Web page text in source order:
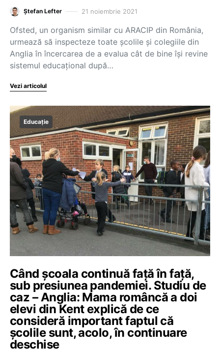
Ștefan Lefter 21 noiembrie 2021
Ofsted, un organism similar cu ARACIP din România,
urmează să inspecteze toate școlile și colegiile din
Anglia în încercarea de a evalua cât de bine își revine
sistemul educațional după…
Vezi articolul
Educație
Când școala continuă față în față,
sub presiunea pandemiei. Studiu de
caz – Anglia: Mama româncă a doi
elevi din Kent explică de ce
consideră important faptul că
școlile sunt, acolo, în continuare
deschise